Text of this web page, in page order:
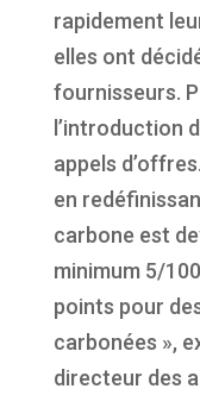
rapidement
elles ont
fournisseurs.
l’introduction
appels d’offres
en
carbone est
minimum 5/
points pour
carbonées »,
directeur des